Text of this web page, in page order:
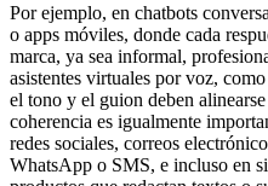
Por ejemplo, en chatbots
o apps móviles, donde cada
marca, ya sea informal,
asistentes virtuales por voz,
el tono y el guion deben
coherencia es igualmente
redes sociales, correos
WhatsApp o SMS, e incluso en